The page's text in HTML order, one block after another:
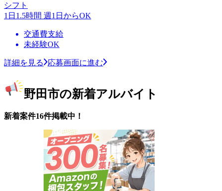
シフト
1日1.5時間 週1日からOK
交通費支給
未経験OK
詳細を見る 応募画面に進む
野田市の新着アルバイト
新着案件16件掲載中！